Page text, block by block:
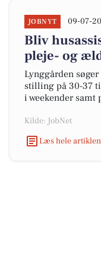
JOBNYT 09-07-
Bliv
pleje- og
Lynggården
stilling på 30-37
i weekender samt
Kilde: JobNet
Læs hele